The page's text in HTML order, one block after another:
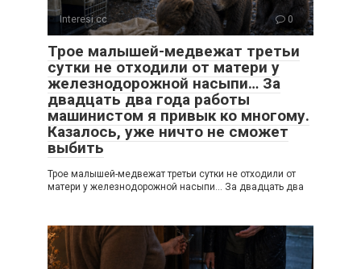
Interesi.cc 0
Трое малышей-медвежат третьи
сутки не отходили от матери у
железнодорожной насыпи… За
двадцать два года работы
машинистом я привык ко многому.
Казалось, уже ничто не сможет
выбить
Трое малышей-медвежат третьи сутки не отходили от
матери у железнодорожной насыпи… За двадцать два